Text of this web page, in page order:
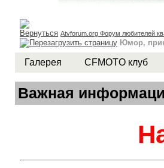
Atvforum.org Форум любителей
Юмор,
Галерея CFMOTO клуб
Важная